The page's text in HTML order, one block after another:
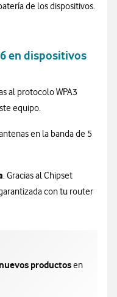
de los dispositivos.
en dispositivos
al protocolo WPA3
equipo.
en la banda de 5
. Gracias al Chipset
con tu router
nuevos productosen